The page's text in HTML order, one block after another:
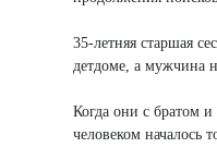
35-летняя старшая
детдоме, а мужчина
Когда они с братом
человеком началось